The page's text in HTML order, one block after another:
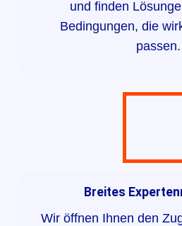
und finden
Bedingungen, die
passen.
Breites
Wir öffnen Ihnen den